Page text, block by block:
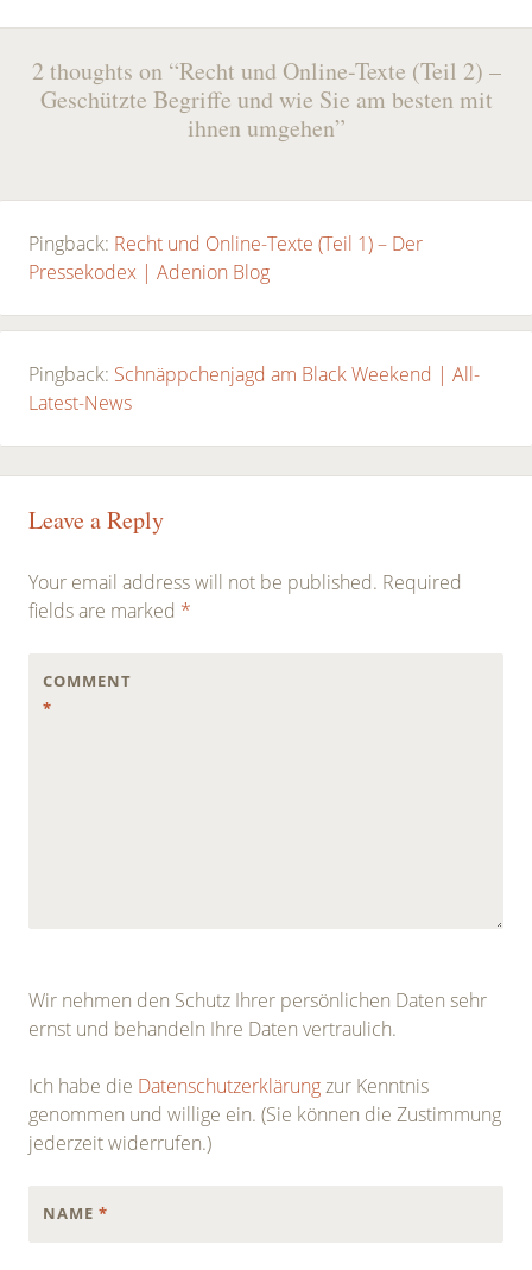
Post
navigation
2 thoughts on “Recht und Online-Texte (Teil 2) –
Geschützte Begriffe und wie Sie am besten mit
ihnen umgehen”
Pingback: Recht und Online-Texte (Teil 1) – Der
Pressekodex | Adenion Blog
Pingback: Schnäppchenjagd am Black Weekend | All-
Latest-News
Leave a Reply
Your email address will not be published. Required
fields are marked *
COMMENT
*
Wir nehmen den Schutz Ihrer persönlichen Daten sehr
ernst und behandeln Ihre Daten vertraulich.
Ich habe die Datenschutzerklärungzur Kenntnis
genommen und willige ein. (Sie können die Zustimmung
jederzeit widerrufen.)
NAME *